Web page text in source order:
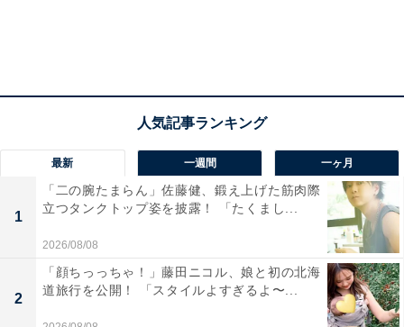
最新 一週間 一ヶ月
1
「二の腕たまらん」佐藤健、鍛え上げた筋肉際
立つタンクトップ姿を披露！ 「たくまし...
2026/08/08
2
「顔ちっっちゃ！」藤田ニコル、娘と初の北海
道旅行を公開！ 「スタイルよすぎるよ〜...